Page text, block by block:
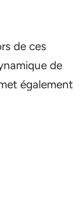
de ces
de
également